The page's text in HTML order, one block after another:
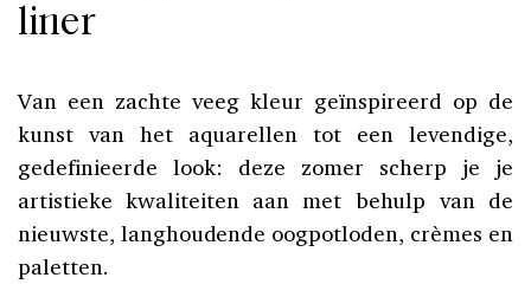
liner
Van een zachte veeg kleur geïnspireerd op de
kunst van het aquarellen tot een levendige,
gedefinieerde look: deze zomer scherp je je
artistieke kwaliteiten aan met behulp van de
nieuwste, langhoudende oogpotloden, crèmes en
paletten.